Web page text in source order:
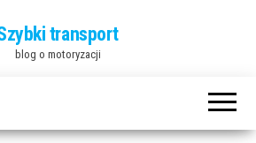
transport
blog o motoryzacji